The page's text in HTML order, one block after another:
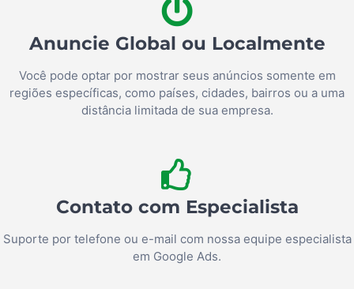
Anuncie Global ou Localmente
Você pode optar por mostrar seus anúncios somente em
regiões específicas, como países, cidades, bairros ou a uma
distância limitada de sua empresa.
Contato com Especialista
Suporte por telefone ou e-mail com nossa equipe especialista
em Google Ads.